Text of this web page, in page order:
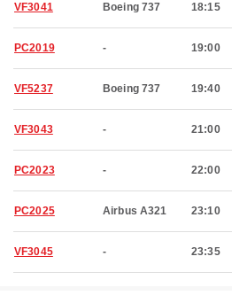
VF3041 Boeing 737 18:15
PC2019 - 19:00
VF5237 Boeing 737 19:40
VF3043 - 21:00
PC2023 - 22:00
PC2025 Airbus A321 23:10
VF3045 - 23:35